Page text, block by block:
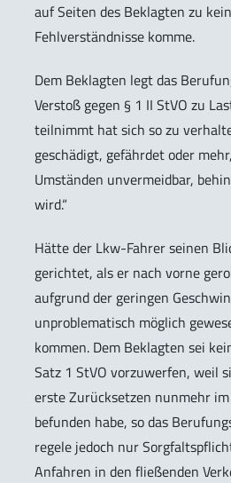
auf Seiten des Beklagten zu
Fehlverständnisse komme.
Dem Beklagten legt das
Verstoß gegen § 1 II StVO zu
teilnimmt hat sich so zu
geschädigt, gefährdet oder
Umständen unvermeidbar,
wird.“
Hätte der Lkw-Fahrer seinen
gerichtet, als er nach vorne
aufgrund der geringen
unproblematisch möglich
kommen. Dem Beklagten sei
Satz 1 StVO vorzuwerfen, weil
erste Zurücksetzen nunmehr
befunden habe, so das
regele jedoch nur
Anfahren in den fließenden